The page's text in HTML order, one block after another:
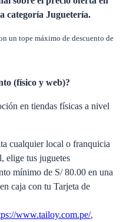
categoría Juguetería.
un tope máximo de descuento de
(físico y web)?
en tiendas físicas a nivel
cualquier local o franquicia
elige tus juguetes
mínimo de S/ 80.00 en una
caja con tu Tarjeta de
www.tailoy.com.pe/,